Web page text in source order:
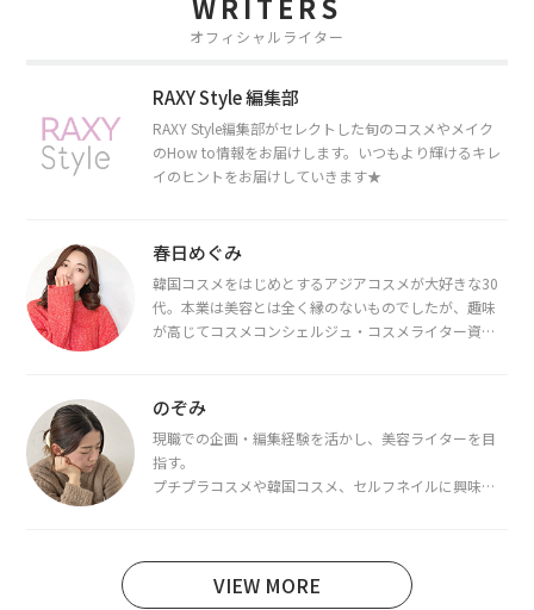
オフィシャルライター
RAXY Style 編集部
RAXY Style編集部がセレクトした旬のコスメやメイク
のHow to情報をお届けします。いつもより輝けるキレ
イのヒントをお届けしていきます★
春日めぐみ
韓国コスメをはじめとするアジアコスメが大好きな30
代。本業は美容とは全く縁のないものでしたが、趣味
が高じてコスメコンシェルジュ・コスメライター資格
断・骨格診断によるイメージコンサルティングも行っ
のぞみ
現職での企画・編集経験を活かし、美容ライターを目
指す。
プチプラコスメや韓国コスメ、セルフネイルに興味が
日本化粧品検定1級保有。
VIEW MORE